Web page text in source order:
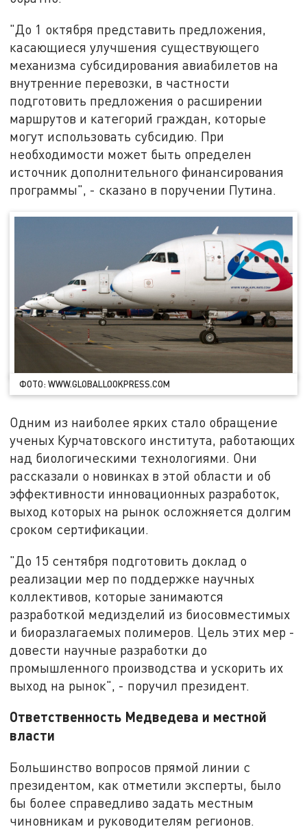
"До 1 октября представить предложения,
касающиеся улучшения существующего
механизма субсидирования авиабилетов на
внутренние перевозки, в частности
подготовить предложения о расширении
маршрутов и категорий граждан, которые
могут использовать субсидию. При
необходимости может быть определен
источник дополнительного финансирования
программы", - сказано в поручении Путина.
ФОТО: WWW.GLOBALLOOKPRESS.COM
Одним из наиболее ярких стало обращение
ученых Курчатовского института, работающих
над биологическими технологиями. Они
рассказали о новинках в этой области и об
эффективности инновационных разработок,
выход которых на рынок осложняется долгим
сроком сертификации.
"До 15 сентября подготовить доклад о
реализации мер по поддержке научных
коллективов, которые занимаются
разработкой медизделий из биосовместимых
и биоразлагаемых полимеров. Цель этих мер -
довести научные разработки до
промышленного производства и ускорить их
выход на рынок", - поручил президент.
Ответственность Медведева и местной
власти
Большинство вопросов прямой линии с
президентом, как отметили эксперты, было
бы более справедливо задать местным
чиновникам и руководителям регионов.